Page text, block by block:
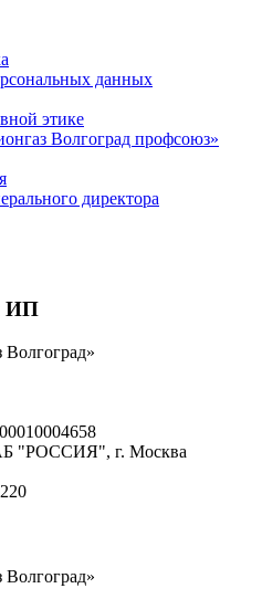
данных
этике
Волгоград профсоюз»
директора
ИП
"РОССИЯ", г. Москва